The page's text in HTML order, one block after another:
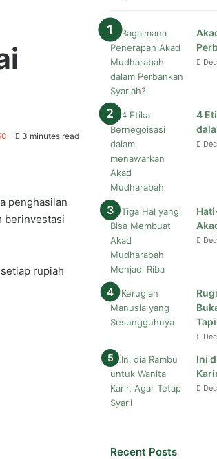
3 minutes read
penghasilan
berinvestasi
rupiah
4
Ini
Recent Posts